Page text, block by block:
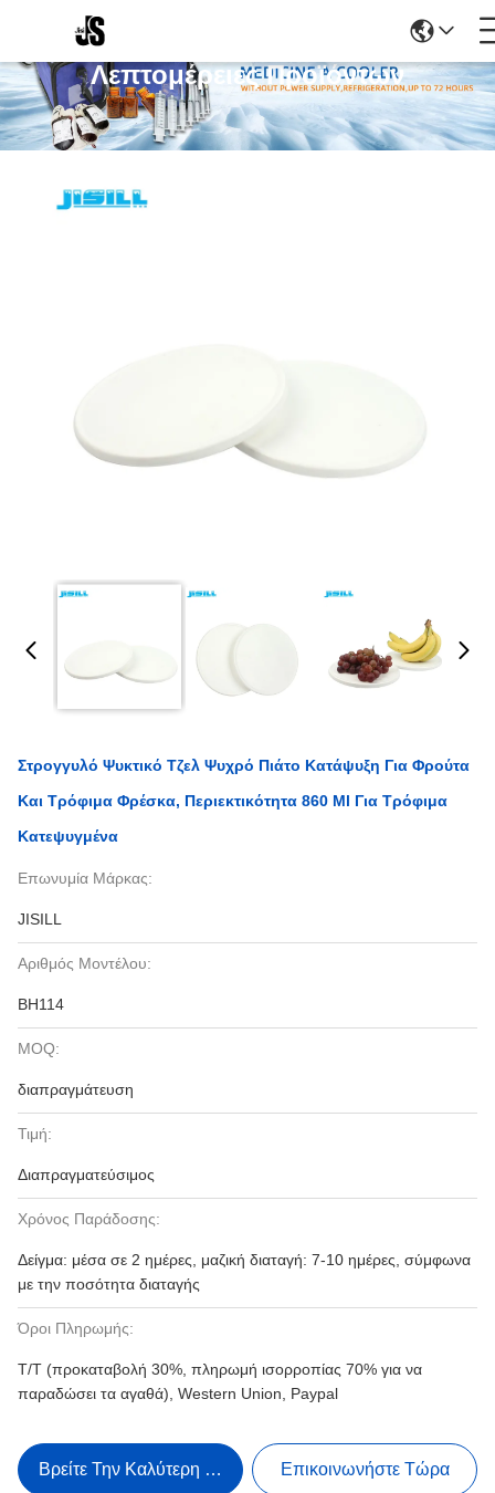
Λεπτομέρειες Προϊόντων
Στρογγυλό Ψυκτικό Τζελ Ψυχρό Πιάτο Κατάψυξη Για Φρούτα
Και Τρόφιμα Φρέσκα, Περιεκτικότητα 860 Ml Για Τρόφιμα
Κατεψυγμένα
Επωνυμία Μάρκας:
JISILL
Αριθμός Μοντέλου:
BH114
MOQ:
διαπραγμάτευση
Τιμή:
Διαπραγματεύσιμος
Χρόνος Παράδοσης:
Δείγμα: μέσα σε 2 ημέρες, μαζική διαταγή: 7-10 ημέρες, σύμφωνα
με την ποσότητα διαταγής
Όροι Πληρωμής:
T/T (προκαταβολή 30%, πληρωμή ισορροπίας 70% για να
παραδώσει τα αγαθά), Western Union, Paypal
Βρείτε Την Καλύτερη Τιμή Επικοινωνήστε Τώρα